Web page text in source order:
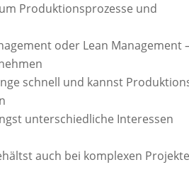
Produktionsprozesse und
oder Lean Management
schnell und kannst
unterschiedliche Interessen
auch bei komplexen